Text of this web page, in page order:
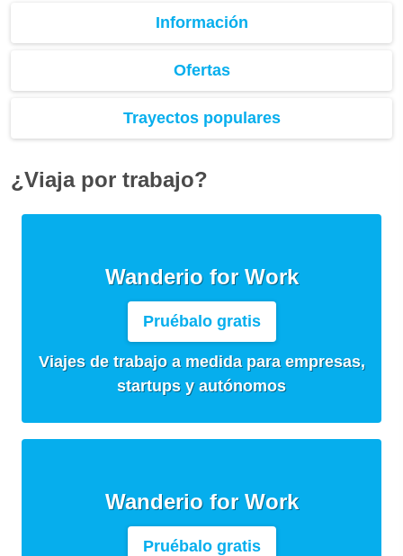
Información
Ofertas
Trayectos populares
¿Viaja por trabajo?
Wanderio for Work
Pruébalo gratis
Viajes de trabajo a medida para empresas,
startups y autónomos
Wanderio for Work
Pruébalo gratis